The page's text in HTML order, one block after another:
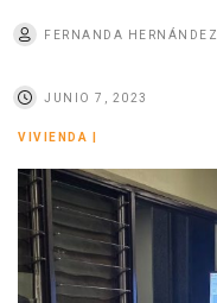
FERNANDA HERNÁNDEZ
JUNIO 7, 2023
VIVIENDA